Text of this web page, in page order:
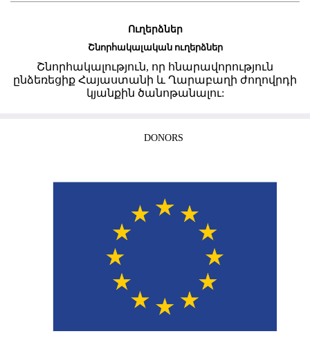
Ուղերձներ
Շնորհակալական ուղերձներ
Շնորհակալություն, որ հնարավորություն
ընձեռեցիք Հայաստանի և Ղարաբաղի ժողովրդի
կյանքին ծանոթանալու:
DONORS